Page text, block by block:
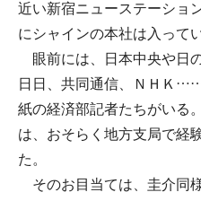
近い新宿ニューステーショ
にシャインの本社は入ってい
眼前には、日本中央や日
日日、共同通信、ＮＨＫ
紙の経済部記者たちがいる
は、おそらく地方支局で経
た。
そのお目当ては、圭介同